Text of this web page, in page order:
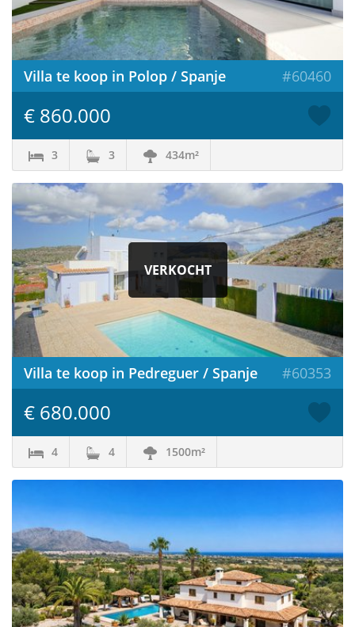
Villa te koop in Polop / Spanje #60460
€ 860.000
3 3 434m²
VERKOCHT
Villa te koop in Pedreguer / Spanje #60353
€ 680.000
4 4 1500m²